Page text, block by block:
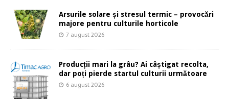
Arsurile solare și stresul termic – provocări
majore pentru culturile horticole
7 august 2026
Producții mari la grâu? Ai câștigat recolta,
dar poți pierde startul culturii următoare
6 august 2026